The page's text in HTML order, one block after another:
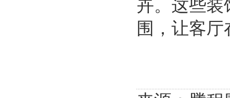
卉。这些装
围，让客